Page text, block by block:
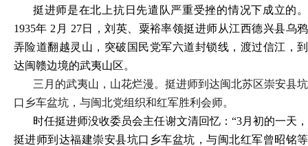
挺进师是在北上抗日先遣队严重受挫的情况下成立的。
1935年 2月 27日，刘英、粟裕率领挺进师从江西德兴县乌鸦
弄险道翻越灵山，突破国民党军六道封锁线，渡过信江，到
达闽赣边境的武夷山区。
三月的武夷山，山花烂漫。挺进师到达闽北苏区崇安县坑
口乡车盆坑，与闽北党组织和红军胜利会师。
时任挺进师没收委员会主任谢文清回忆：“3月初的一天，
挺进师到达福建崇安县坑口乡车盆坑，与闽北红军曾昭铭等